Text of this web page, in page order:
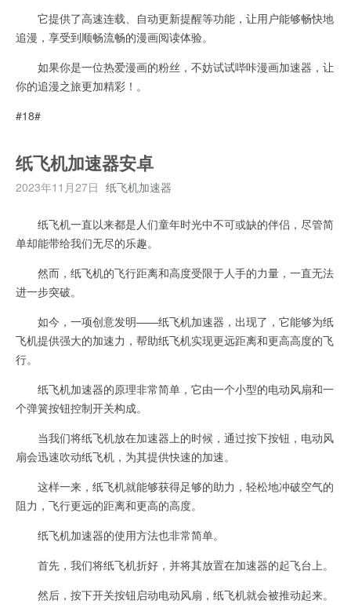
它提供了高速连载、自动更新提醒等功能，让用户能够畅快地
追漫，享受到顺畅流畅的漫画阅读体验。
如果你是一位热爱漫画的粉丝，不妨试试哔咔漫画加速器，让
你的追漫之旅更加精彩！。
#18#
纸飞机加速器安卓
2023年11月27日 纸飞机加速器
纸飞机一直以来都是人们童年时光中不可或缺的伴侣，尽管简
单却能带给我们无尽的乐趣。
然而，纸飞机的飞行距离和高度受限于人手的力量，一直无法
进一步突破。
如今，一项创意发明——纸飞机加速器，出现了，它能够为纸
飞机提供强大的加速力，帮助纸飞机实现更远距离和更高高度的飞
行。
纸飞机加速器的原理非常简单，它由一个小型的电动风扇和一
个弹簧按钮控制开关构成。
当我们将纸飞机放在加速器上的时候，通过按下按钮，电动风
扇会迅速吹动纸飞机，为其提供快速的加速。
这样一来，纸飞机就能够获得足够的助力，轻松地冲破空气的
阻力，飞行更远的距离和更高的高度。
纸飞机加速器的使用方法也非常简单。
首先，我们将纸飞机折好，并将其放置在加速器的起飞台上。
然后，按下开关按钮启动电动风扇，纸飞机就会被推动起来。